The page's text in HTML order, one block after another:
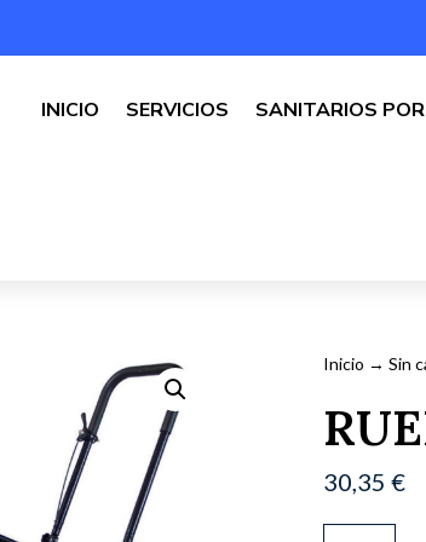
INICIO SERVICIOS SANITARIOS
Inicio → Sin
30,35 €